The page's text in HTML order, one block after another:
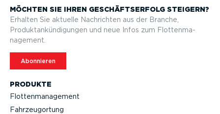
PRODUKTE
Flotten­ma­nagement
Fahrzeu­g­ortung
MÖCHTEN SIE IHREN GESCHÄFTS­ERFOLG STEIGERN?
Erhalten Sie aktuelle Nachrichten aus der Branche,
Produktan­kün­di­gungen und neue Infos zum Flotten­ma­
nagement.
Abonnieren